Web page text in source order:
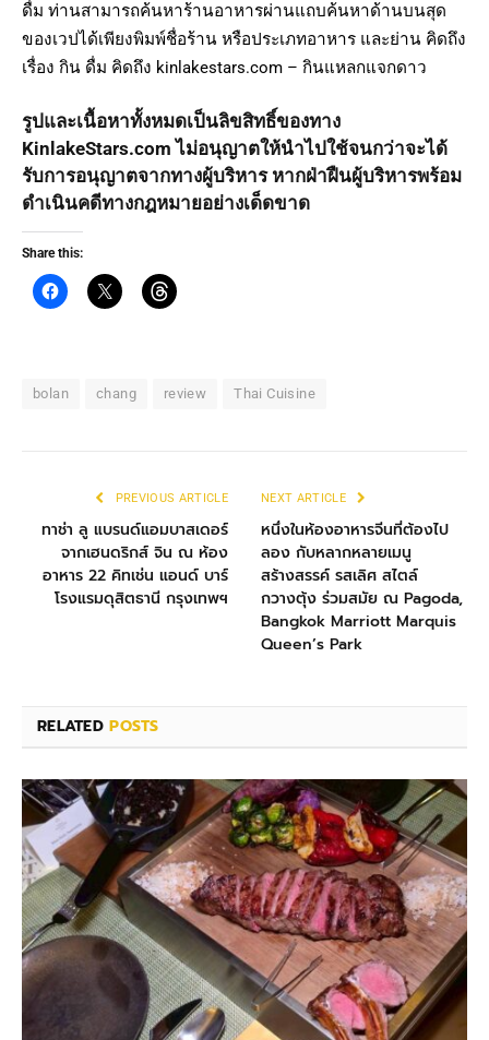
ดื่ม ท่านสามารถค้นหาร้านอาหารผ่านแถบค้นหาด้านบนสุด
ของเวปได้เพียงพิมพ์ชื่อร้าน หรือประเภทอาหาร และย่าน คิดถึง
เรื่อง กิน ดื่ม คิดถึง kinlakestars.com – กินแหลกแจกดาว
รูปและเนื้อหาทั้งหมดเป็นลิขสิทธิ์ของทาง
KinlakeStars.com ไม่อนุญาตให้นำไปใช้จนกว่าจะได้
รับการอนุญาตจากทางผู้บริหาร หากฝ่าฝืนผู้บริหารพร้อม
ดำเนินคดีทางกฎหมายอย่างเด็ดขาด
Share this:
bolan chang review Thai Cuisine
PREVIOUS ARTICLE
ทาช่า ลู แบรนด์แอมบาสเดอร์
จากเฮนดริกส์ จิน ณ ห้อง
อาหาร 22 คิทเช่น แอนด์ บาร์
โรงแรมดุสิตธานี กรุงเทพฯ
NEXT ARTICLE
หนึ่งในห้องอาหารจีนที่ต้องไป
ลอง กับหลากหลายเมนู
สร้างสรรค์ รสเลิศ สไตล์
กวางตุ้ง ร่วมสมัย ณ Pagoda,
Bangkok Marriott Marquis
Queen’s Park
RELATEDPOSTS